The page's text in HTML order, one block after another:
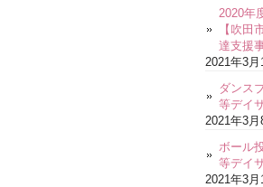
2020年
【吹田
達支援
2021年3月
ダンス
等デイ
2021年3月
ボール
等デイ
2021年3月